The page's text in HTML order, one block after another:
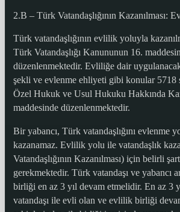
2.B – Türk Vatandaşlığının Kazanılması:
Türk vatandaşlığının evlilik yoluyla
Türk Vatandaşlığı Kanununun 16.
düzenlenmektedir. Evliliğe dair
şekli ve evlenme ehliyeti gibi konular 5718
Özel Hukuk ve Usul Hukuku Hakkında
maddesinde düzenlenmektedir.
Bir yabancı, Türk vatandaşlığını evlenme
kazanamaz. Evlilik yolu ile vatandaşlık
Vatandaşlığının Kazanılması) için belirli
gerekmektedir. Türk vatandaşı ve yabancı
birliği en az 3 yıl devam etmelidir. En az 3
vatandaşı ile evli olan ve evlilik birliği